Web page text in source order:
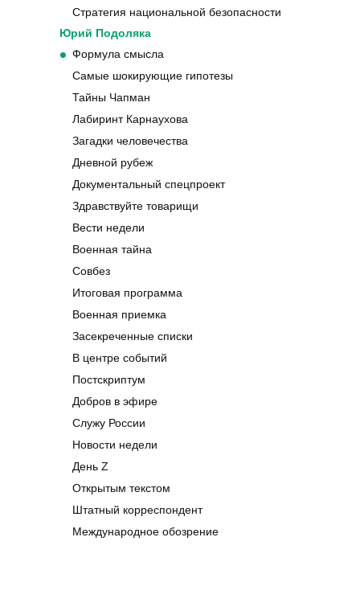
Стратегия национальной безопасности
Юрий Подоляка
Формула смысла
Самые шокирующие гипотезы
Тайны Чапман
Лабиринт Карнаухова
Загадки человечества
Дневной рубеж
Документальный спецпроект
Здравствуйте товарищи
Вести недели
Военная тайна
Совбез
Итоговая программа
Военная приемка
Засекреченные списки
В центре событий
Постскриптум
Добров в эфире
Служу России
Новости недели
День Z
Открытым текстом
Штатный корреспондент
Международное обозрение